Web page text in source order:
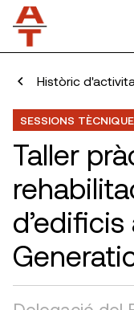
Històric
SESSIONS
Taller